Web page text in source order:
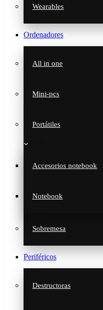
Wearables
Ordenadores
All in one
Mini-pcs
Portátiles
Accesorios notebook
Notebook
Sobremesa
Periféricos
Destructoras